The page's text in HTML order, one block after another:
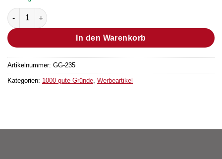
Zollstock „1000 gute Gründe“ Menge
In den Warenkorb
Artikelnummer: GG-235
Kategorien: 1000 gute Gründe, Werbeartikel